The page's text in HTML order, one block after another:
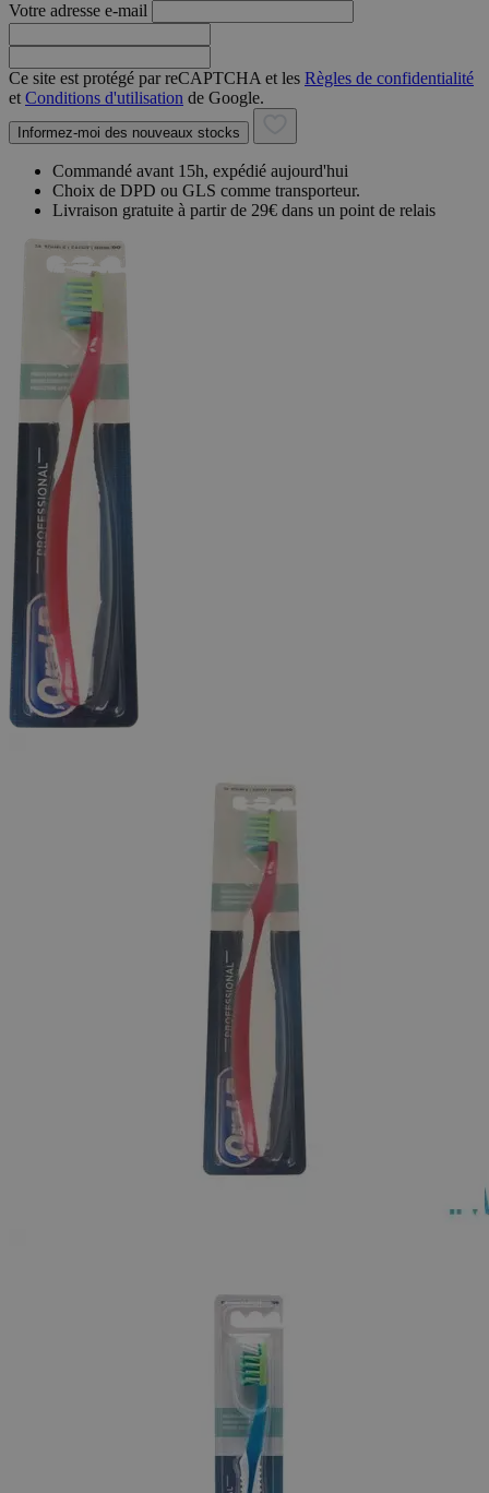
Votre adresse e-mail
Ce site est protégé par reCAPTCHA et les Règles de confidentialité
et Conditions d'utilisation de Google.
Informez-moi des nouveaux stocks
Commandé avant 15h, expédié aujourd'hui
Choix de DPD ou GLS comme transporteur.
Livraison gratuite à partir de 29€ dans un point de relais